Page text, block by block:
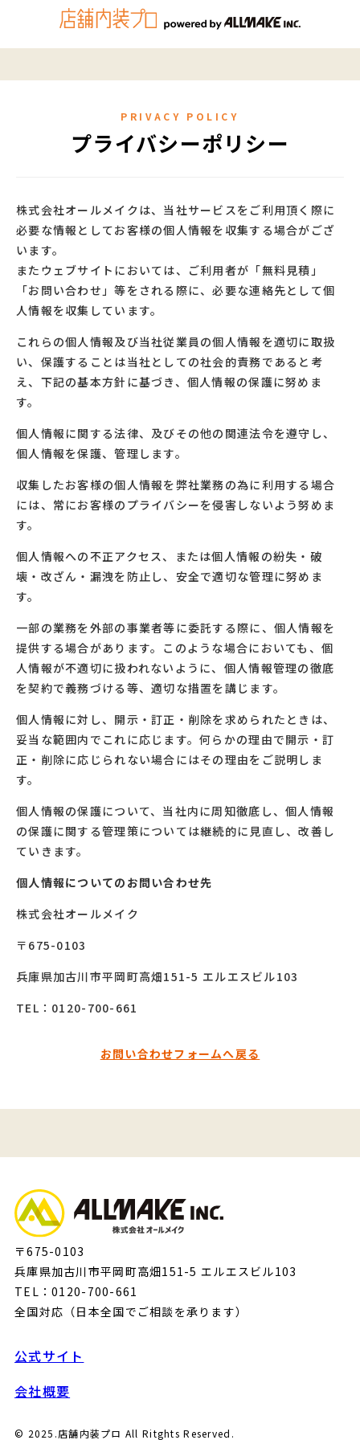
PRIVACY POLICY
プライバシーポリシー
株式会社オールメイクは、当社サービスをご利用頂く際に
必要な情報としてお客様の個人情報を収集する場合がござ
います。
またウェブサイトにおいては、ご利用者が「無料見積」
「お問い合わせ」等をされる際に、必要な連絡先として個
人情報を収集しています。
これらの個人情報及び当社従業員の個人情報を適切に取扱
い、保護することは当社としての社会的責務であると考
え、下記の基本方針に基づき、個人情報の保護に努めま
す。
個人情報に関する法律、及びその他の関連法令を遵守し、
個人情報を保護、管理します。
収集したお客様の個人情報を弊社業務の為に利用する場合
には、常にお客様のプライバシーを侵害しないよう努めま
す。
個人情報への不正アクセス、または個人情報の紛失・破
壊・改ざん・漏洩を防止し、安全で適切な管理に努めま
す。
一部の業務を外部の事業者等に委託する際に、個人情報を
提供する場合があります。このような場合においても、個
人情報が不適切に扱われないように、個人情報管理の徹底
を契約で義務づける等、適切な措置を講じます。
個人情報に対し、開示・訂正・削除を求められたときは、
妥当な範囲内でこれに応じます。何らかの理由で開示・訂
正・削除に応じられない場合にはその理由をご説明しま
す。
個人情報の保護について、当社内に周知徹底し、個人情報
の保護に関する管理策については継続的に見直し、改善し
ていきます。
個人情報についてのお問い合わせ先
株式会社オールメイク
〒675-0103
兵庫県加古川市平岡町高畑151-5 エルエスビル103
TEL：0120-700-661
お問い合わせフォームへ戻る
〒675-0103
兵庫県加古川市平岡町高畑151-5 エルエスビル103
TEL：0120-700-661
全国対応（日本全国でご相談を承ります）
公式サイト
会社概要
© 2025.店舗内装プロ All Ritghts Reserved.